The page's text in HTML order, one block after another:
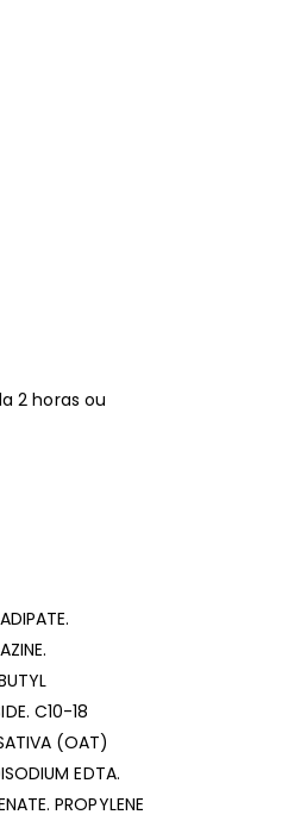
2 horas ou
C10-18
(OAT)
EDTA.
PROPYLENE